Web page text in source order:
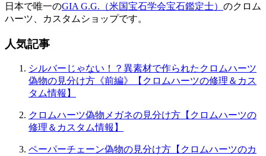
ン
日本で唯一のGIA G.G.（米国宝石学会宝石鑑定士） のクロム
ハーツ、カスタムショップです。
人気記事
シルバーじゃない！？異素材で作られたクロムハーツ
偽物の見分け方《前編》【クロムハーツの修理＆カス
タム情報】
クロムハーツ偽物メガネの見分け方【クロムハーツの
修理＆カスタム情報】
ペーパーチェーン偽物の見分け方【クロムハーツのカ